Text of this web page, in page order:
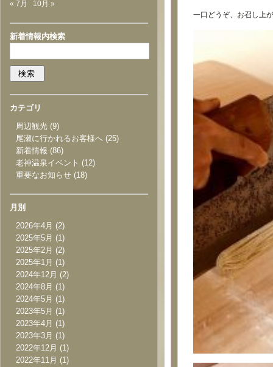
一口どうぞ、お召し上
« 7月
10月 »
新着情報内検索
カテゴリ
周辺観光 (9)
尾瀬に行かれるお客様へ (25)
新着情報 (86)
老神温泉イベント (12)
重要なお知らせ (18)
月別
2026年4月 (2)
2025年5月 (1)
2025年2月 (2)
2025年1月 (1)
2024年12月 (2)
2024年8月 (1)
2024年5月 (1)
2023年5月 (1)
2023年4月 (1)
2023年3月 (1)
2022年12月 (1)
2022年11月 (1)